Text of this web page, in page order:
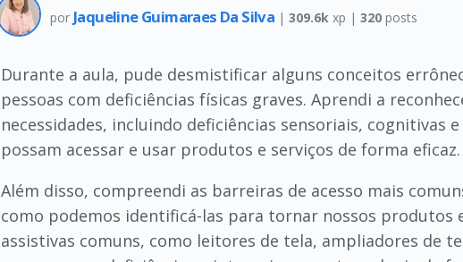
por Jaqueline Guimaraes Da Silva | 309.6k xp | 320posts
Durante a aula, pude desmistificar alguns conceitos
pessoas com deficiências físicas graves. Aprendi a
necessidades, incluindo deficiências sensoriais,
possam acessar e usar produtos e serviços de forma eficaz.
Além disso, compreendi as barreiras de acesso mais
como podemos identificá-las para tornar nossos
assistivas comuns, como leitores de tela, ampliadores de